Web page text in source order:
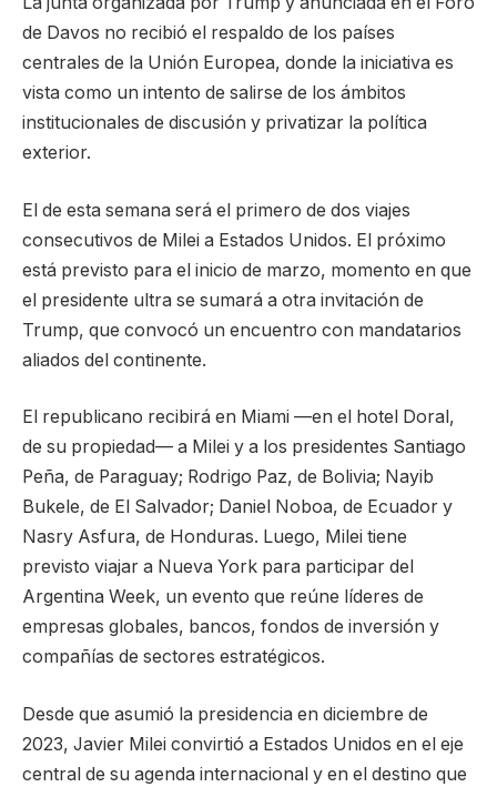
de Davos no recibió el respaldo de los países
centrales de la Unión Europea, donde la iniciativa es
vista como un intento de salirse de los ámbitos
institucionales de discusión y privatizar la política
exterior.
El de esta semana será el primero de dos viajes
consecutivos de Milei a Estados Unidos. El próximo
está previsto para el inicio de marzo, momento en que
el presidente ultra se sumará a otra invitación de
Trump, que convocó un encuentro con mandatarios
aliados del continente.
El republicano recibirá en Miami —en el hotel Doral,
de su propiedad— a Milei y a los presidentes Santiago
Peña, de Paraguay; Rodrigo Paz, de Bolivia; Nayib
Bukele, de El Salvador; Daniel Noboa, de Ecuador y
Nasry Asfura, de Honduras. Luego, Milei tiene
previsto viajar a Nueva York para participar del
Argentina Week, un evento que reúne líderes de
empresas globales, bancos, fondos de inversión y
compañías de sectores estratégicos.
Desde que asumió la presidencia en diciembre de
2023, Javier Milei convirtió a Estados Unidos en el eje
central de su agenda internacional y en el destino que